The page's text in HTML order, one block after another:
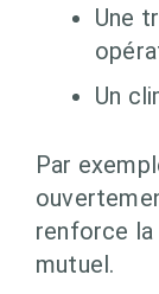
Une
Un
Par
renforce la
mutuel.